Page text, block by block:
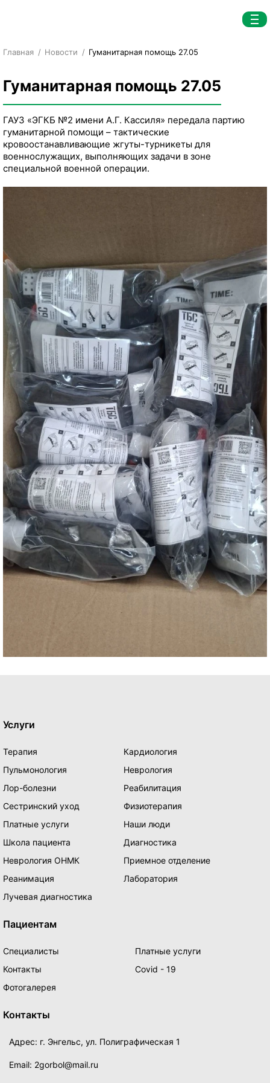
Главная Новости Гуманитарная помощь 27.05
Гуманитарная помощь 27.05
ГАУЗ «ЭГКБ №2 имени А.Г. Кассиля» передала партию
гуманитарной помощи – тактические
кровоостанавливающие жгуты-турникеты для
военнослужащих, выполняющих задачи в зоне
специальной военной операции.
Услуги
Терапия
Кардиология
Пульмонология
Неврология
Лор-болезни
Реабилитация
Сестринский уход
Физиотерапия
Платные услуги
Наши люди
Школа пациента
Диагностика
Неврология ОНМК
Приемное отделение
Реанимация
Лаборатория
Лучевая диагностика
Пациентам
Специалисты
Платные услуги
Контакты
Covid - 19
Фотогалерея
Контакты
Адрес: г. Энгельс, ул. Полиграфическая 1
Email: 2gorbol@mail.ru